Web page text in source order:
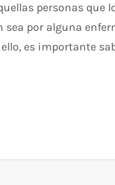
personas que
sea por alguna
es importante